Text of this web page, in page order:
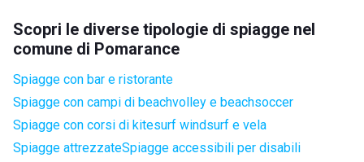
Scopri le diverse tipologie di spiagge nel
comune di Pomarance
Spiagge con bar e ristorante
Spiagge con campi di beachvolley e beachsoccer
Spiagge con corsi di kitesurf windsurf e vela
Spiagge attrezzateSpiagge accessibili per disabili